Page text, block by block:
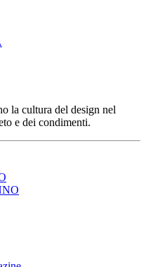
la cultura del design nel
e dei condimenti.